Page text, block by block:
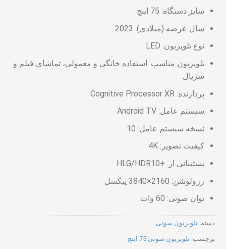
سایز دستگاه: 75 اینچ
سال عرضه (میلادی): 2023
نوع تلویزیون: LED
تلویزیون مناسب: استفاده خانگی و معمولی، تماشای فیلم و
سریال
پردازنده: Cognitive Processor XR
سیستم عامل: Android TV
نسخه سیستم عامل: 10
کیفیت تصویر: 4K
پشتیبانی از: +HLG/HDR10
رزولوشن: 2160×3840 پیکسل
توان صوتی: 60 وات
دسته: تلویزیون سونی
برچسب: تلویزیون سونی 75 اینچ